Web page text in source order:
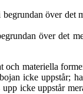
över det
över det
och materiella
icke uppstår;
icke uppstår